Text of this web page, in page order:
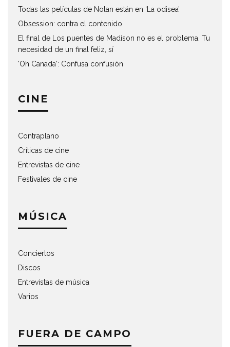
Todas las películas de Nolan están en ‘La odisea’
Obsession: contra el contenido
El final de Los puentes de Madison no es el problema. Tu
necesidad de un final feliz, sí
'Oh Canada': Confusa confusión
CINE
Contraplano
Críticas de cine
Entrevistas de cine
Festivales de cine
MÚSICA
Conciertos
Discos
Entrevistas de música
Varios
FUERA DE CAMPO